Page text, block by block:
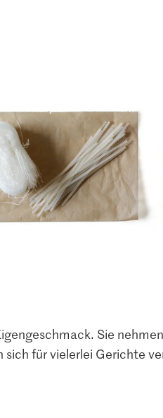
Sie
sich für vielerlei Gerichte